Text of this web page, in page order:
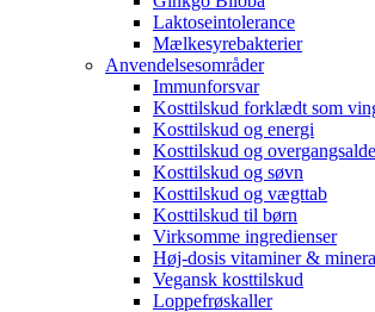
Laktoseintolerance
Mælkesyrebakterier
Anvendelsesområder
Immunforsvar
Kosttilskud forklædt som
Kosttilskud og energi
Kosttilskud og
Kosttilskud og søvn
Kosttilskud og vægttab
Kosttilskud til børn
Virksomme ingredienser
Høj-dosis vitaminer &
Vegansk kosttilskud
Loppefrøskaller